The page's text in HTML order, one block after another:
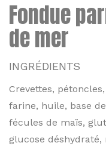
Fondue
de mer
INGRÉDIENTS
Crevettes,
farine, huile, base
fécules de maïs,
glucose